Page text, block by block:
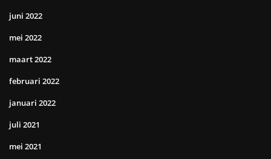
juni 2022
mei 2022
maart 2022
februari 2022
januari 2022
juli 2021
mei 2021